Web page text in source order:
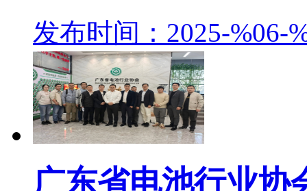
发布时间：2025-%06-
广东省电池行业协